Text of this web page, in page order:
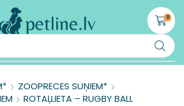
0
ZOOPRECES SUŅIEM*
ROTAĻLIETA – RUGBY BALL